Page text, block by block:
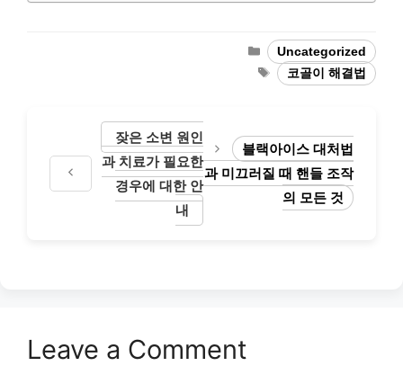
Categories
Uncategorized
Tags코골이 해결법
잦은 소변 원인
과 치료가 필요한
경우에 대한 안
내
블랙아이스 대처법
과 미끄러질 때 핸들 조작
의 모든 것
Leave a Comment